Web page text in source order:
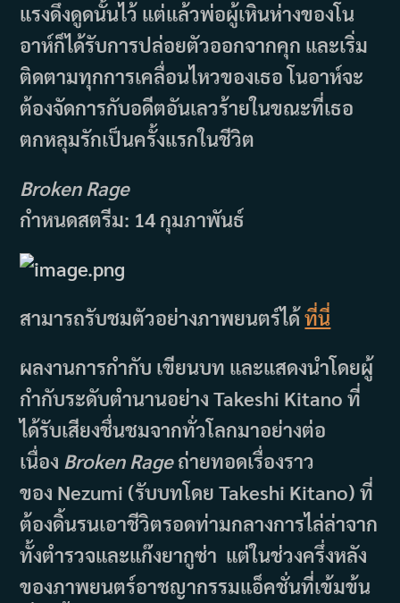
แรงดึงดูดนั้นไว้ แต่แล้วพ่อผู้เหินห่างของโน
อาห์ก็ได้รับการปล่อยตัวออกจากคุก และเริ่ม
ติดตามทุกการเคลื่อนไหวของเธอ โนอาห์จะ
ต้องจัดการกับอดีตอันเลวร้ายในขณะที่เธอ
ตกหลุมรักเป็นครั้งแรกในชีวิต
Broken Rage
กำหนดสตรีม: 14 กุมภาพันธ์
สามารถรับชมตัวอย่างภาพยนตร์ได้ที่นี่
ผลงานการกำกับ เขียนบท และแสดงนำโดยผู้
กำกับระดับตำนานอย่าง Takeshi Kitano ที่
ได้รับเสียงชื่นชมจากทั่วโลกมาอย่างต่อ
เนื่อง Broken Rageถ่ายทอดเรื่องราว
ของ Nezumi (รับบทโดย Takeshi Kitano) ที่
ต้องดิ้นรนเอาชีวิตรอดท่ามกลางการไล่ล่าจาก
ทั้งตำรวจและแก๊งยากูซ่า แต่ในช่วงครึ่งหลัง
ของภาพยนตร์อาชญากรรมแอ็คชั่นที่เข้มข้น